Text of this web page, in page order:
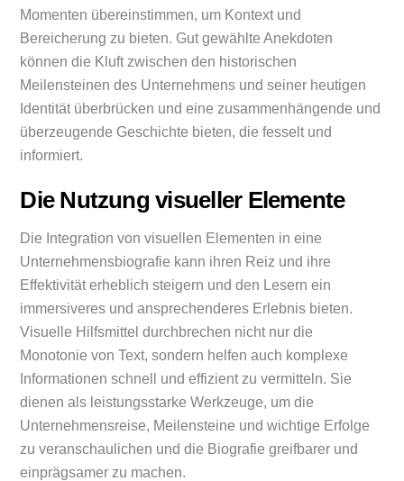
Momenten übereinstimmen, um Kontext und
Bereicherung zu bieten. Gut gewählte Anekdoten
können die Kluft zwischen den historischen
Meilensteinen des Unternehmens und seiner heutigen
Identität überbrücken und eine zusammenhängende und
überzeugende Geschichte bieten, die fesselt und
informiert.
Die Nutzung visueller Elemente
Die Integration von visuellen Elementen in eine
Unternehmensbiografie kann ihren Reiz und ihre
Effektivität erheblich steigern und den Lesern ein
immersiveres und ansprechenderes Erlebnis bieten.
Visuelle Hilfsmittel durchbrechen nicht nur die
Monotonie von Text, sondern helfen auch komplexe
Informationen schnell und effizient zu vermitteln. Sie
dienen als leistungsstarke Werkzeuge, um die
Unternehmensreise, Meilensteine und wichtige Erfolge
zu veranschaulichen und die Biografie greifbarer und
einprägsamer zu machen.